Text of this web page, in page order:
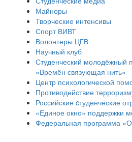
Майноры
Творческие интенсивы
Спорт ВИВТ
Волонтеры ЦГВ
Научный клуб
Студенческий молодёжный
«Времён связующая нить»
Центр психологической
Противодействие
Российские cтуденческие
«Единое окно» поддержки
Федеральная программа